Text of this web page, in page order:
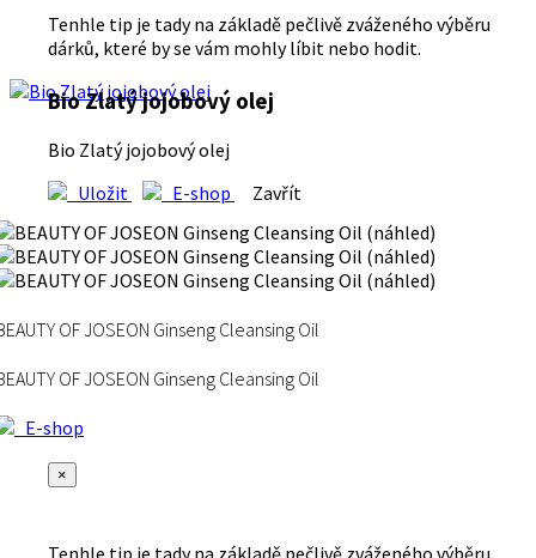
Tenhle tip je tady na základě pečlivě zváženého výběru
dárků, které by se vám mohly líbit nebo hodit.
Bio Zlatý jojobový olej
Bio Zlatý jojobový olej
Uložit
E-shop Zavřít
OF JOSEON Ginseng Cleansing Oil
OF JOSEON Ginseng Cleansing Oil
E-shop
×